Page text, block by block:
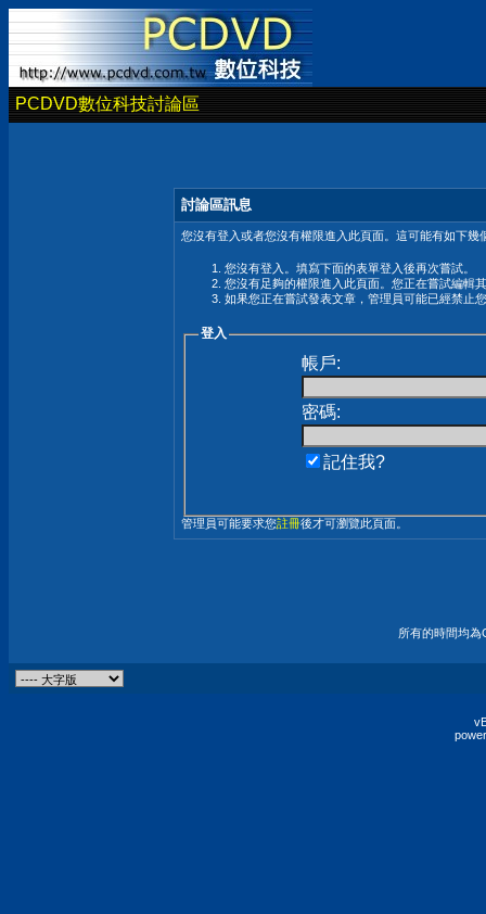
PCDVD數位科技討論區
討論區訊息
您沒有登入或者您沒有權限進入此頁面。這可能有如下幾
您沒有登入。填寫下面的表單登入後再次嘗試。
您沒有足夠的權限進入此頁面。您正在嘗試編輯
如果您正在嘗試發表文章，管理員可能已經禁止
登入
帳戶:
密碼:
記住我?
管理員可能要求您註冊後才可瀏覽此頁面。
所有的時間均為